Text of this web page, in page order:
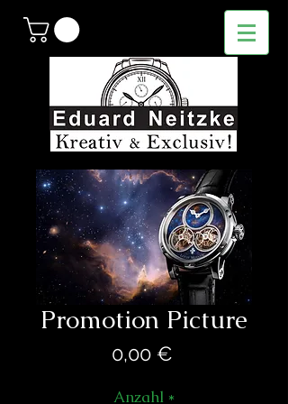
Promotion Picture
0,00 €Preis
Anzahl *